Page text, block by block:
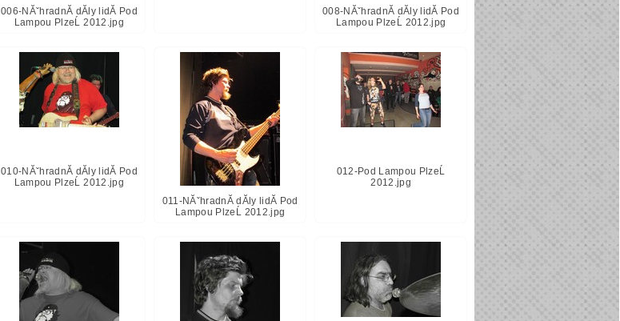
006-NĂˇhradnĂ­ dĂ­ly lidĂ­ Pod
Lampou PlzeĹ 2012.jpg
008-NĂˇhradnĂ­ dĂ­ly lidĂ­ Pod
Lampou PlzeĹ 2012.jpg
010-NĂˇhradnĂ­ dĂ­ly lidĂ­ Pod
Lampou PlzeĹ 2012.jpg
011-NĂˇhradnĂ­ dĂ­ly lidĂ­ Pod
Lampou PlzeĹ 2012.jpg
012-Pod Lampou PlzeĹ
2012.jpg